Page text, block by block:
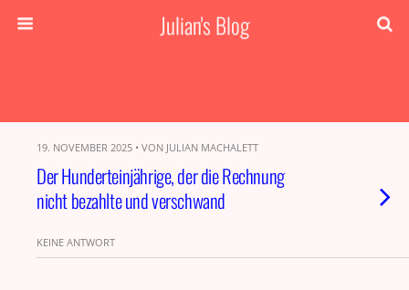
Julian's Blog
19. NOVEMBER 2025 • VON JULIAN MACHALETT
Der Hunderteinjährige, der die Rechnung
nicht bezahlte und verschwand
KEINE ANTWORT